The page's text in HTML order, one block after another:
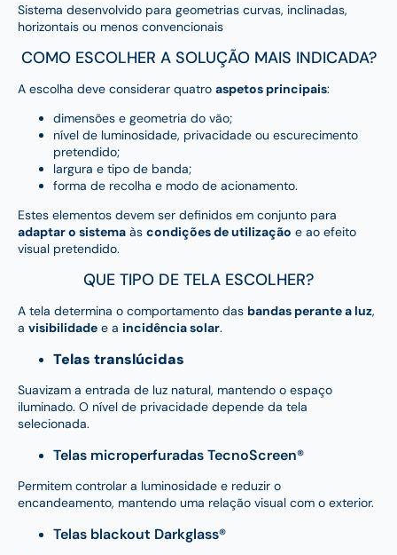
Sistema desenvolvido para geometrias curvas, inclinadas,
horizontais ou menos convencionais
COMO ESCOLHER A SOLUÇÃO MAIS INDICADA?
A escolha deve considerar quatro aspetos principais:
dimensões e geometria do vão;
nível de luminosidade, privacidade ou escurecimento
pretendido;
largura e tipo de banda;
forma de recolha e modo de acionamento.
Estes elementos devem ser definidos em conjunto para
adaptar o sistema às condições de utilização e ao efeito
visual pretendido.
QUE TIPO DE TELA ESCOLHER?
A tela determina o comportamento das bandas perante a luz,
a visibilidade e a incidência solar.
Telas translúcidas
Suavizam a entrada de luz natural, mantendo o espaço
iluminado. O nível de privacidade depende da tela
selecionada.
Telas microperfuradas TecnoScreen®
Permitem controlar a luminosidade e reduzir o
encandeamento, mantendo uma relação visual com o exterior.
Telas blackout Darkglass®